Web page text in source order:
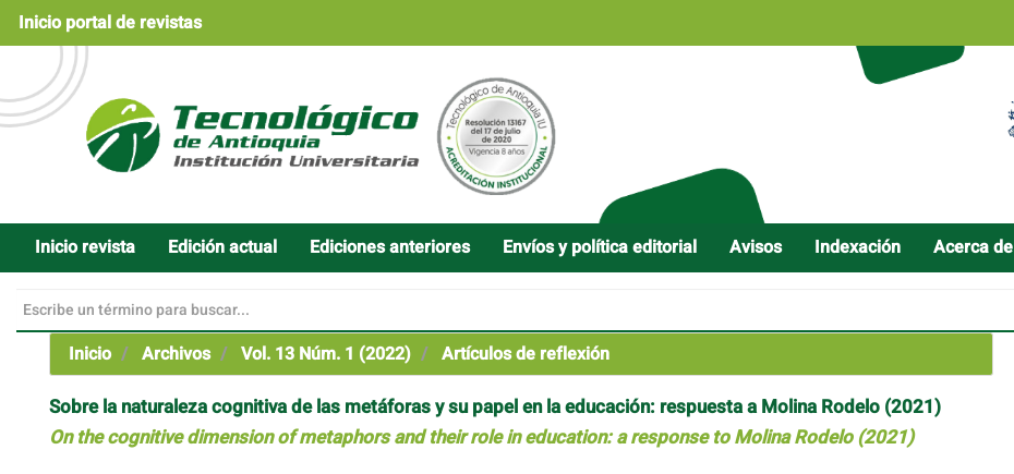
Navegación
principal
Contenido
principal
Barra
lateral
Inicio portal de revistas
Inicio revista Edición actual Ediciones anteriores Envíos y política editorial Avisos Indexación Acerca de
Inicio
Archivos Vol. 13 Núm. 1 (2022) Artículos de reflexión
Sobre la naturaleza cognitiva de las metáforas y su papel en la educación: respuesta a Molina Rodelo (2021)
On the cognitive dimension of metaphors and their role in education: a response to Molina Rodelo (2021)